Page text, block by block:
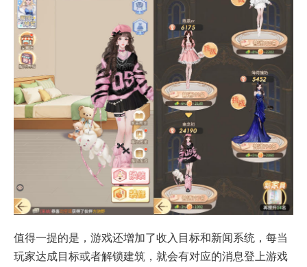
值得一提的是，游戏还增加了收入目标和新闻系统，每当
玩家达成目标或者解锁建筑，就会有对应的消息登上游戏